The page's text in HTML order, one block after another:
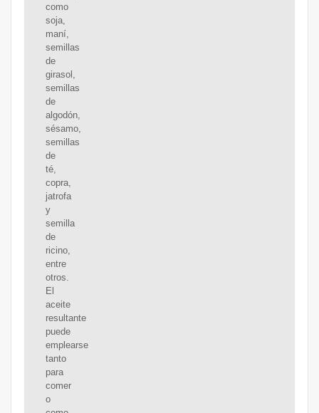
como
soja,
maní,
semillas
de
girasol,
semillas
de
algodón,
sésamo,
semillas
de
té,
copra,
jatrofa
y
semilla
de
ricino,
entre
otros.
El
aceite
resultante
puede
emplearse
tanto
para
comer
o